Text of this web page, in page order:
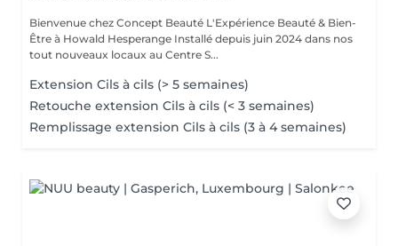
Bienvenue chez Concept Beauté L'Expérience Beauté & Bien-
Être à Howald Hesperange Installé depuis juin 2024 dans nos
tout nouveaux locaux au Centre S...
Extension Cils à cils (> 5 semaines)
Retouche extension Cils à cils (< 3 semaines)
Remplissage extension Cils à cils (3 à 4 semaines)